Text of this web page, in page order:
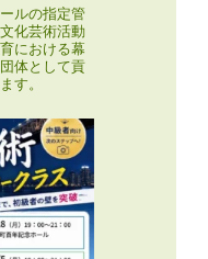
ルの指定管
化芸術活動
における幕
体として貢
す。